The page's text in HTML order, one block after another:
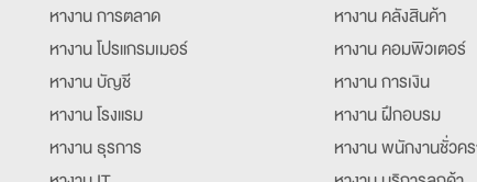
หางาน การตลาด
หางาน โปรแกรมเมอร์
หางาน บัญชี
หางาน โรงแรม
หางาน ธุรการ
หางาน คลังสินค้า
หางาน คอมพิวเตอร์
หางาน การเงิน
หางาน ฝึกอบรม
หางาน พนักงานชั่วค